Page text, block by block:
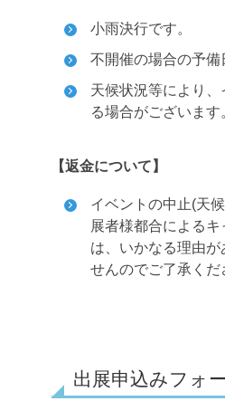
小雨決行です。
不開催の場合の予備
天候状況等により
る場合がございます
【返金について】
イベントの中止(天
展者様都合による
は、いかなる理由が
せんのでご了承くだ
出展申込みフォ